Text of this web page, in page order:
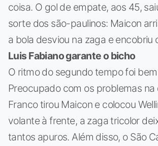
coisa. O gol de empate, aos 45,
sorte dos são-paulinos: Maicon
a bola desviou na zaga e encobriu
Luis Fabiano garante o bicho
O ritmo do segundo tempo foi
Preocupado com os problemas
Franco tirou Maicon e colocou
volante à frente, a zaga tricolor
tantos apuros. Além disso, o São